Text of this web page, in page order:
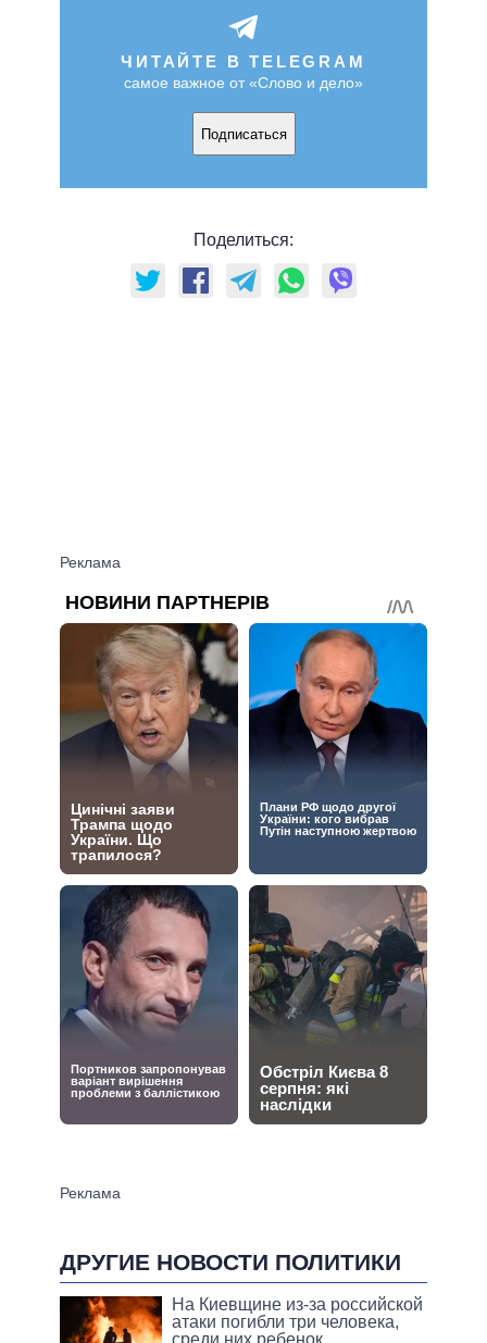
ЧИТАЙТЕ В TELEGRAM
самое важное от «Слово и дело»
Подписаться
Поделиться:
ДРУГИЕ НОВОСТИ ПОЛИТИКИ
На Киевщине из-за российской
атаки погибли три человека,
среди них ребенок